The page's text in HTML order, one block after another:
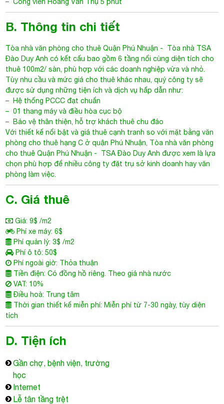
B. Thông tin chi tiết
Tòa nhà văn phòng cho thuê Quận Phú Nhuận - Tòa nhà TSA
Đào Duy Anh có kết cấu bao gồm 6 tầng nổi cùng diện tích cho
thuê 100m2/ sàn, phù hợp với các doanh nghiệp vừa và nhỏ.
Tùy nhu cầu và mức giá cho thuê khác nhau, quý công ty sẽ
được sử dụng những tiện ích và dịch vụ hấp dẫn như:
– Hệ thống PCCC đạt chuẩn
– 01 thang máy và điều hòa cục bộ
– Bảo vệ thân thiện, hỗ trợ khách thuê chu đáo
Với thiết kế nổi bật và giá thuê cạnh tranh so với mặt bằng văn
phòng cho thuê hạng C ở quận Phú Nhuận, Tòa nhà văn phòng
cho thuê Quận Phú Nhuận - TSA Đào Duy Anh được xem là lựa
chọn phù hợp để nhiều công ty đặt trụ sở kinh doanh hay văn
phòng làm việc.
C. Giá thuê
Giá: 9$ /m2
Phí xe máy: 6$
Phí quản lý: 3$ /m2
Phí ô tô: 50$
Phí ngoài giờ: Thỏa thuận
Tiền điện: Có đồng hồ riêng. Theo giá nhà nước
VAT: 10%
Điều hoà: Trung tâm
Thời gian thiết kế miễn phí: Miễn phí từ 7-30 ngày, tùy diện
tích
D. Tiện ích
Gần chợ, bệnh viện, trường
học
Internet
Lễ tân tầng trệt